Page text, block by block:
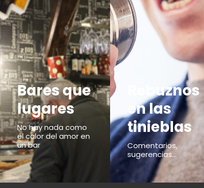
Bares que
lugares
No hay nada como
el calor del amor en
un bar
Rebuznos
en las
tinieblas
Comentarios,
sugerencias...